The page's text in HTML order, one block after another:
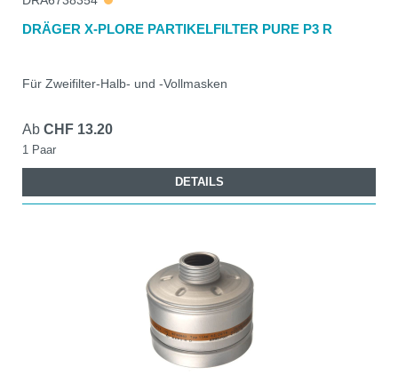
DRÄGER X-PLORE PARTIKELFILTER PURE P3 R
Für Zweifilter-Halb- und -Vollmasken
Ab CHF 13.20
1 Paar
DETAILS